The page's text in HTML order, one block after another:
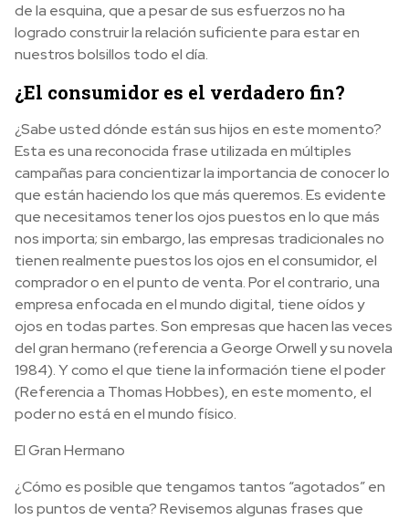
de la esquina, que a pesar de sus esfuerzos no ha
logrado construir la relación suficiente para estar en
nuestros bolsillos todo el día.
¿El consumidor es el verdadero fin?
¿Sabe usted dónde están sus hijos en este momento?
Esta es una reconocida frase utilizada en múltiples
campañas para concientizar la importancia de conocer lo
que están haciendo los que más queremos. Es evidente
que necesitamos tener los ojos puestos en lo que más
nos importa; sin embargo, las empresas tradicionales no
tienen realmente puestos los ojos en el consumidor, el
comprador o en el punto de venta. Por el contrario, una
empresa enfocada en el mundo digital, tiene oídos y
ojos en todas partes. Son empresas que hacen las veces
del gran hermano (referencia a George Orwell y su novela
1984). Y como el que tiene la información tiene el poder
(Referencia a Thomas Hobbes), en este momento, el
poder no está en el mundo físico.
El Gran Hermano
¿Cómo es posible que tengamos tantos “agotados” en
los puntos de venta? Revisemos algunas frases que